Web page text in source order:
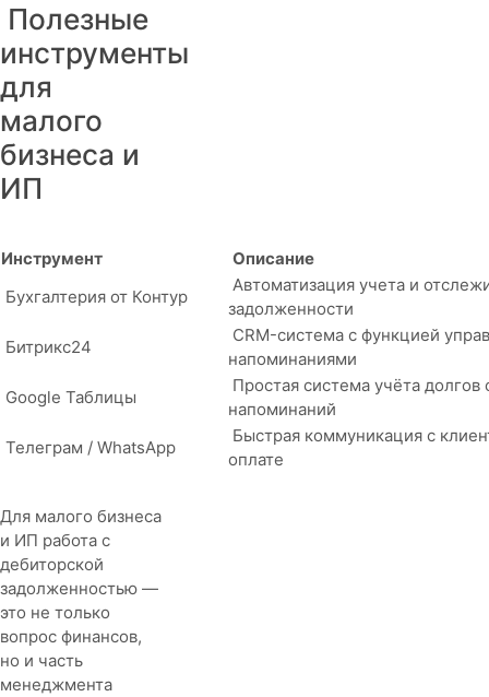
Полезные
инструменты
для
малого
бизнеса и
ИП
Инструмент
Описание
Бухгалтерия от Контур
Автоматизация учета и
задолженности
Битрикс24
CRM-система с функцией
напоминаниями
Google Таблицы
Простая система учёта
напоминаний
Телеграм / WhatsApp
Быстрая коммуникация с
оплате
Для малого бизнеса
и ИП работа с
дебиторской
задолженностью —
это не только
вопрос финансов,
но и часть
менеджмента